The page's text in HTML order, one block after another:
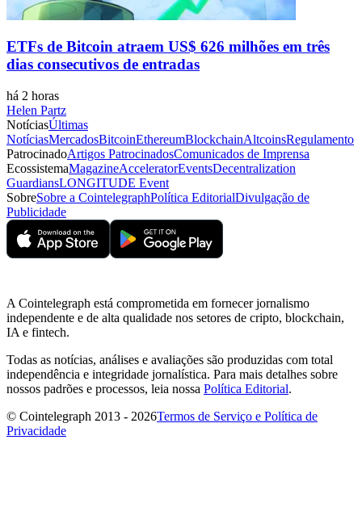
ETFs de Bitcoin atraem US$ 626 milhões em três
dias consecutivos de entradas
há 2 horas
Helen Partz
NotíciasÚltimas
NotíciasMercadosBitcoinEthereumBlockchainAltcoinsRegulamento
PatrocinadoArtigos PatrocinadosComunicados de Imprensa
EcossistemaMagazineAcceleratorEventsDecentralization
GuardiansLONGITUDE Event
SobreSobre a CointelegraphPolítica EditorialDivulgação de
Publicidade
A Cointelegraph está comprometida em fornecer jornalismo
independente e de alta qualidade nos setores de cripto, blockchain,
IA e fintech.
Todas as notícias, análises e avaliações são produzidas com total
independência e integridade jornalística. Para mais detalhes sobre
nossos padrões e processos, leia nossa Política Editorial.
© Cointelegraph 2013 - 2026Termos de Serviço e Política de
Privacidade